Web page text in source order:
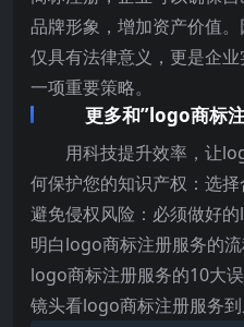
品牌形象，增加资产价值
仅具有法律意义，更是企
一项重要策略。
更多和”logo商标
用科技提升效率，让
何保护您的知识产权：选
避免侵权风险：必须做好
明白logo商标注册服务的
logo商标注册服务的10大
镜头看logo商标注册服务